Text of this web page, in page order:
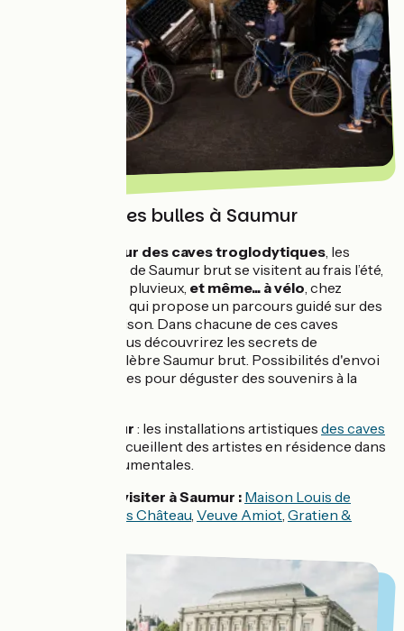
Caves de fines bulles à Saumur
au cœur des caves troglodytiques, les
grandes maisons de Saumur brut se visitent au frais l’été,
à l’abri par temps pluvieux, et même... à vélo, chez
, qui propose un parcours guidé sur des
vélos vintage maison. Dans chacune de ces caves
prestigieuses, vous découvrirez les secrets de
fabrication du célèbre Saumur brut. Possibilités d'envoi
de vos commandes pour déguster des souvenirs à la
Le coup de cœur : les installations artistiques des caves
qui accueillent des artistes en résidence dans
leurs caves monumentales.
Autres caves à visiter à Saumur : Maison Louis de
Langlois Château, Veuve Amiot, Gratien &